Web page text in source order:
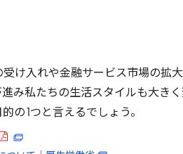
け入れや金融サービス市場の拡
み私たちの生活スタイルも大き
的の つと言えるでしょう。